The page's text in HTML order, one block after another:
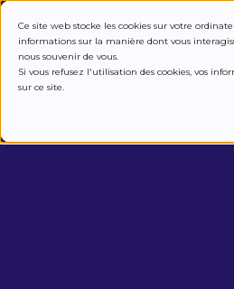
Ce site web stocke les cookies sur votre
informations sur la manière dont vous
nous souvenir de vous.
Si vous refusez l'utilisation des cookies, vos
sur ce site.